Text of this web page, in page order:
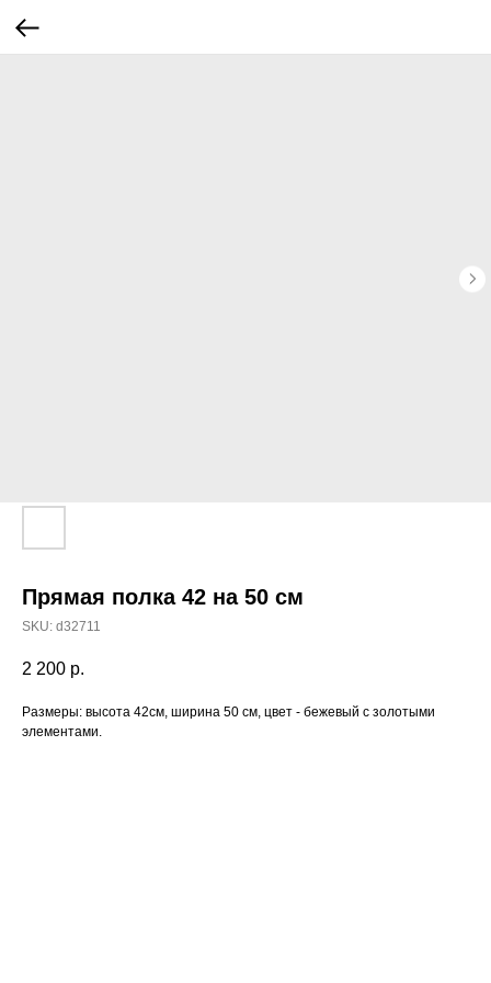
Прямая полка 42 на 50 см
SKU: d32711
2 200 р.
Размеры: высота 42см, ширина 50 см, цвет - бежевый с золотыми
элементами.